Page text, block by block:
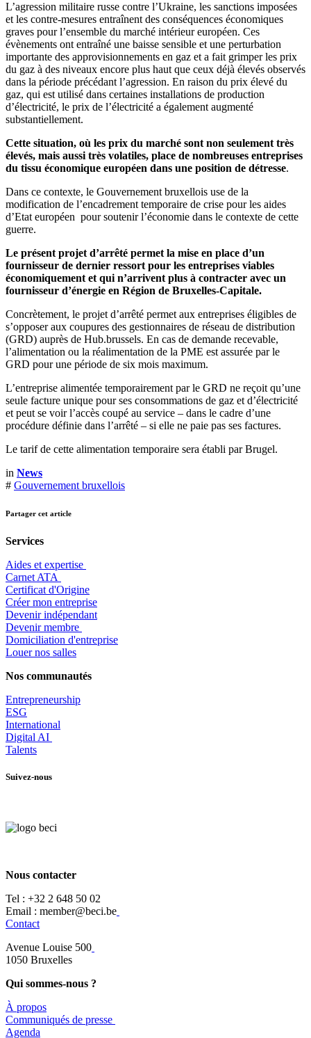
L’agression militaire russe contre l’Ukraine, les sanctions imposées
et les contre-mesures entraînent des conséquences économiques
graves pour l’ensemble du marché intérieur européen. Ces
évènements ont entraîné une baisse sensible et une perturbation
importante des approvisionnements en gaz et a fait grimper les prix
du gaz à des niveaux encore plus haut que ceux déjà élevés observés
dans la période précédant l’agression. En raison du prix élevé du
gaz, qui est utilisé dans certaines installations de production
d’électricité, le prix de l’électricité a également augmenté
substantiellement.
Cette situation, où les prix du marché sont non seulement très
élevés, mais aussi très volatiles, place de nombreuses entreprises
du tissu économique européen dans une position de détresse.
Dans ce contexte, le Gouvernement bruxellois use de la
modification de l’encadrement temporaire de crise pour les aides
d’Etat européen pour soutenir l’économie dans le contexte de cette
guerre.
Le présent projet d’arrêté permet la mise en place d’un
fournisseur de dernier ressort pour les entreprises viables
économiquement et qui n’arrivent plus à contracter avec un
fournisseur d’énergie en Région de Bruxelles-Capitale.
Concrètement, le projet d’arrêté permet aux entreprises éligibles de
s’opposer aux coupures des gestionnaires de réseau de distribution
(GRD) auprès de Hub.brussels. En cas de demande recevable,
l’alimentation ou la réalimentation de la PME est assurée par le
GRD pour une période de six mois maximum.
L’entreprise alimentée temporairement par le GRD ne reçoit qu’une
seule facture unique pour ses consommations de gaz et d’électricité
et peut se voir l’accès coupé au service – dans le cadre d’une
procédure définie dans l’arrêté – si elle ne paie pas ses factures.
Le tarif de cette alimentation temporaire sera établi par Brugel.
in News
# Gouvernement bruxellois
Partager cet article
Services
Aides et expertise
​Carnet ATA
Certificat d'Origine
Créer mon entreprise
Devenir indépendant
Devenir membre
​Domiciliation d'entreprise
Louer nos salles
Nos communautés
Entrepreneurship
ESG
International
Digital AI
Talents
Suivez-nous
Nous contacter
Tel : +32 2 648 50 02​
​​Email : member@beci.be
Contact
Avenue Louise 500
​1050 Bruxelles
Qui sommes-nous ?
À propos
​​Communiqués de presse
​Agenda